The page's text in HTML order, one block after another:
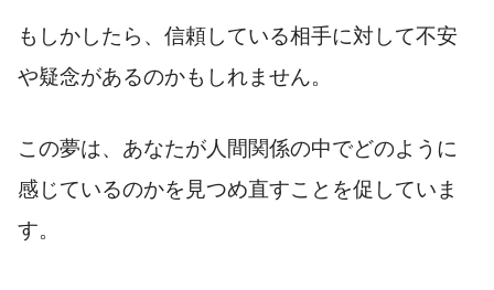
もしかしたら、信頼している相手に対して不安
や疑念があるのかもしれません。
この夢は、あなたが人間関係の中でどのように
感じているのかを見つめ直すことを促していま
す。